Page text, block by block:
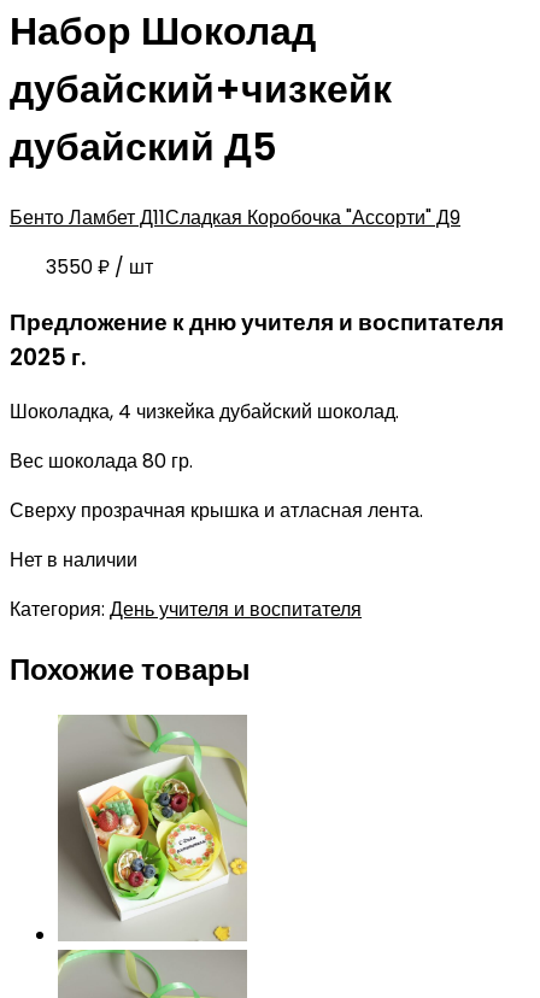
Набор Шоколад
дубайский+чизкейк
дубайский Д5
Бенто Ламбет Д11Сладкая Коробочка "Ассорти" Д9
3550₽ / шт
Предложение к дню учителя и воспитателя
2025 г.
Шоколадка, 4 чизкейка дубайский шоколад.
Вес шоколада 80 гр.
Сверху прозрачная крышка и атласная лента.
Нет в наличии
Категория: День учителя и воспитателя
Похожие товары